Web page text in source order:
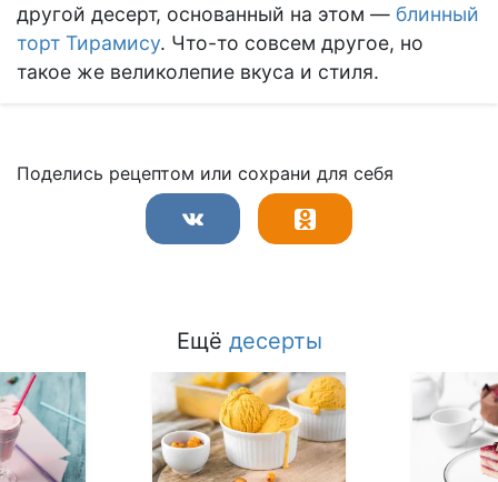
другой десерт, основанный на этом — блинный
торт Тирамису. Что-то совсем другое, но
такое же великолепие вкуса и стиля.
Поделись рецептом или сохрани для себя
Ещё десерты